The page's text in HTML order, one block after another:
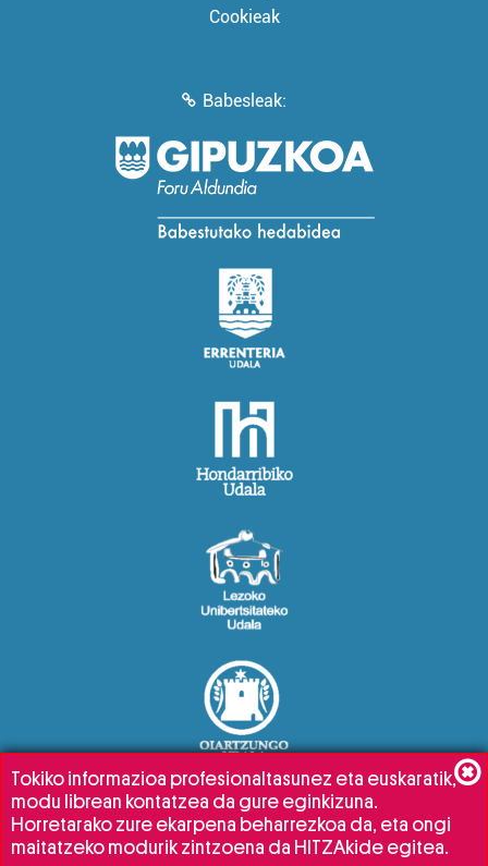
Cookieak
Babesleak:
Tokiko informazioa profesionaltasunez eta euskaratik,
modu librean kontatzea da gure eginkizuna.
Horretarako zure ekarpena beharrezkoa da, eta ongi
maitatzeko modurik zintzoena da HITZAkide egitea.